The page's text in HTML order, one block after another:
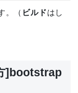
。（ ビルドはし
]bootstrap